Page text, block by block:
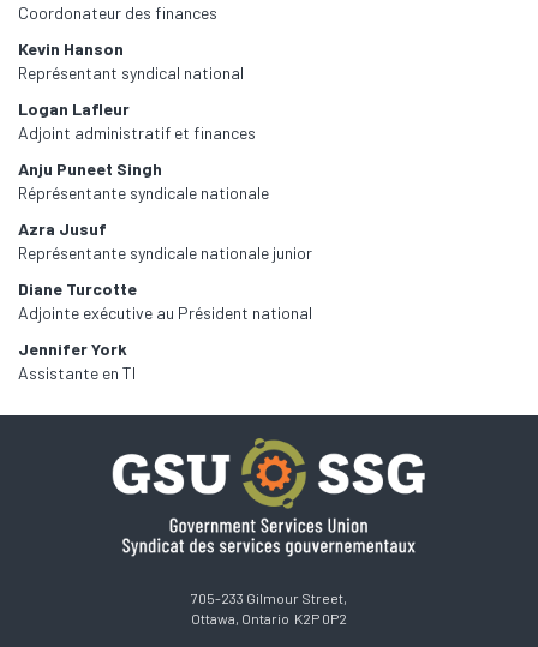
Coordonateur des finances
Kevin Hanson
Représentant syndical national
Logan Lafleur
Adjoint administratif et finances
Anju Puneet Singh
Réprésentante syndicale nationale
Azra Jusuf
Représentante syndicale nationale junior
Diane Turcotte
Adjointe exécutive au Président national
Jennifer York
Assistante en TI
705-233 Gilmour Street,
Ottawa, Ontario K2P 0P2